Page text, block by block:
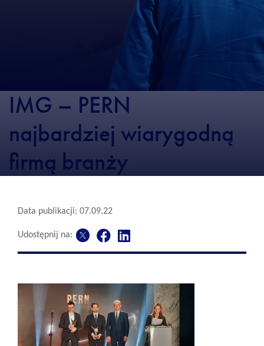
IMG – PERN
najbardziej wiarygodną
firmą branży
Data publikacji: 07.09.22
Udostępnij na: